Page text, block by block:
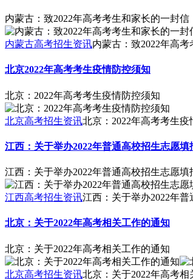
内蒙古：致2022年高考考生和家长的一封信
内蒙古高考招生资讯内蒙古：致2022年高
北京2022年高考考生疫情防控须知
北京：2022年高考考生疫情防控须知
北京高考招生资讯北京：2022年高考考生疫
江西：关于举办2022年普通高校招生志愿
江西：关于举办2022年普通高校招生志愿
江西高考招生资讯江西：关于举办2022年
北京：关于2022年高考相关工作的通知
北京：关于2022年高考相关工作的通知
北京高考招生资讯北京：关于2022年高考相